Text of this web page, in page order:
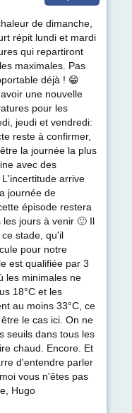
-0.5 to 0.5.
de dimanche,
répit lundi et mardi
qui repartiront
maximales. Pas
déjà ! 😁
une nouvelle
pour les
jeudi et vendredi:
reste à confirmer,
la journée la plus
avec des
L'incertitude arrive
journée de
épisode restera
jours à venir 🙂 Il
stade, qu'il
pour notre
est qualifiée par 3
les minimales ne
18°C et les
au moins 33°C, ce
le cas ici. On ne
seuils dans tous les
chaud. Encore. Et
d'entendre parler
vous n'êtes pas
Hugo